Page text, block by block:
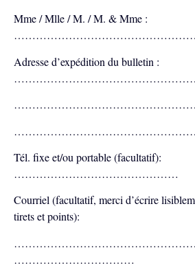
Mme / Mlle / M. / M. & Mme :
Adresse d’expédition du bulletin :
Tél. fixe et/ou portable (facultatif):
………………………………………
Courriel (facultatif, merci d’écrire
tirets et points):
……………………………